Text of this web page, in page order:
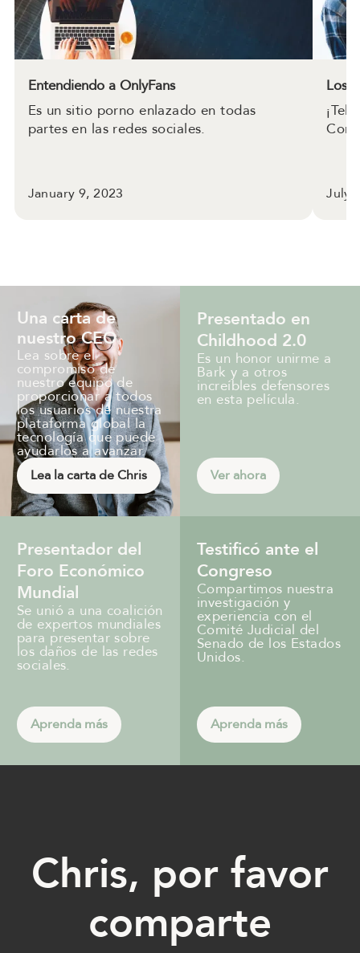
Entendiendo a OnlyFans
Es un sitio porno enlazado en todas
partes en las redes sociales.
January 9, 2023
Los
July
Una carta de
nuestro CEO
Lea sobre el
compromiso de
nuestro equipo de
proporcionar a todos
los usuarios de nuestra
plataforma global la
tecnología que puede
ayudarlos a avanzar.
Lea la carta de Chris
Presentado en
Childhood 2.0
Es un honor unirme a
Bark y a otros
increíbles defensores
en esta película.
Ver ahora
Presentador del
Foro Económico
Mundial
Se unió a una coalición
de expertos mundiales
para presentar sobre
los daños de las redes
sociales.
Aprenda más
Testificó ante el
Congreso
Compartimos nuestra
investigación y
experiencia con el
Comité Judicial del
Senado de los Estados
Unidos.
Aprenda más
Chris, por favor
comparte